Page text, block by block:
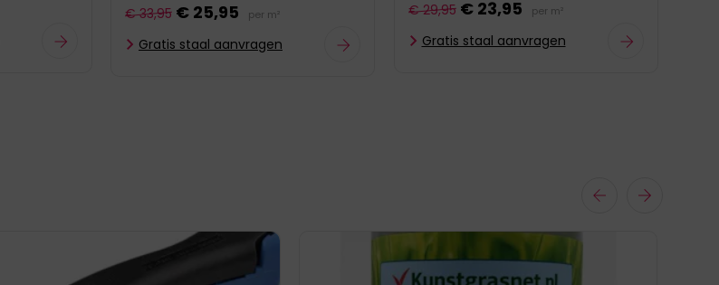
€ 33,95 € 25,95 per m²
Gratis staal aanvragen
€ 29,95 € 23,95 per m²
Gratis staal aanvragen